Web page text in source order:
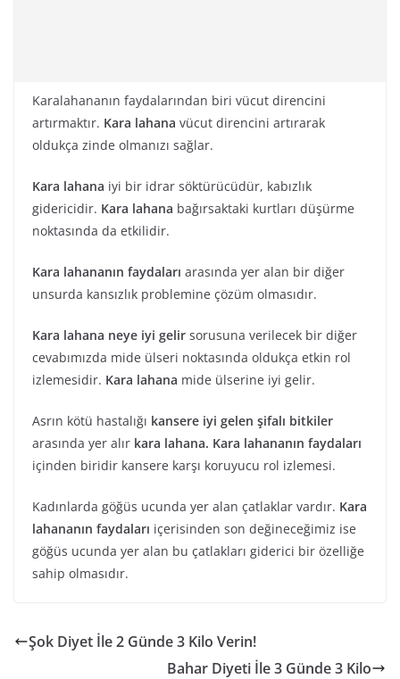
Karalahananın faydalarından biri vücut direncini
artırmaktır. Kara lahana vücut direncini artırarak
oldukça zinde olmanızı sağlar.
Kara lahana iyi bir idrar söktürücüdür, kabızlık
gidericidir. Kara lahana bağırsaktaki kurtları düşürme
noktasında da etkilidir.
Kara lahananın faydaları arasında yer alan bir diğer
unsurda kansızlık problemine çözüm olmasıdır.
Kara lahana neye iyi gelir sorusuna verilecek bir diğer
cevabımızda mide ülseri noktasında oldukça etkin rol
izlemesidir. Kara lahana mide ülserine iyi gelir.
Asrın kötü hastalığı kansere iyi gelen şifalı bitkiler
arasında yer alır kara lahana. Kara lahananın faydaları
içinden biridir kansere karşı koruyucu rol izlemesi.
Kadınlarda göğüs ucunda yer alan çatlaklar vardır. Kara
lahananın faydaları içerisinden son değineceğimiz ise
göğüs ucunda yer alan bu çatlakları giderici bir özelliğe
sahip olmasıdır.
Şok Diyet İle 2 Günde 3 Kilo Verin!
Bahar Diyeti İle 3 Günde 3 Kilo